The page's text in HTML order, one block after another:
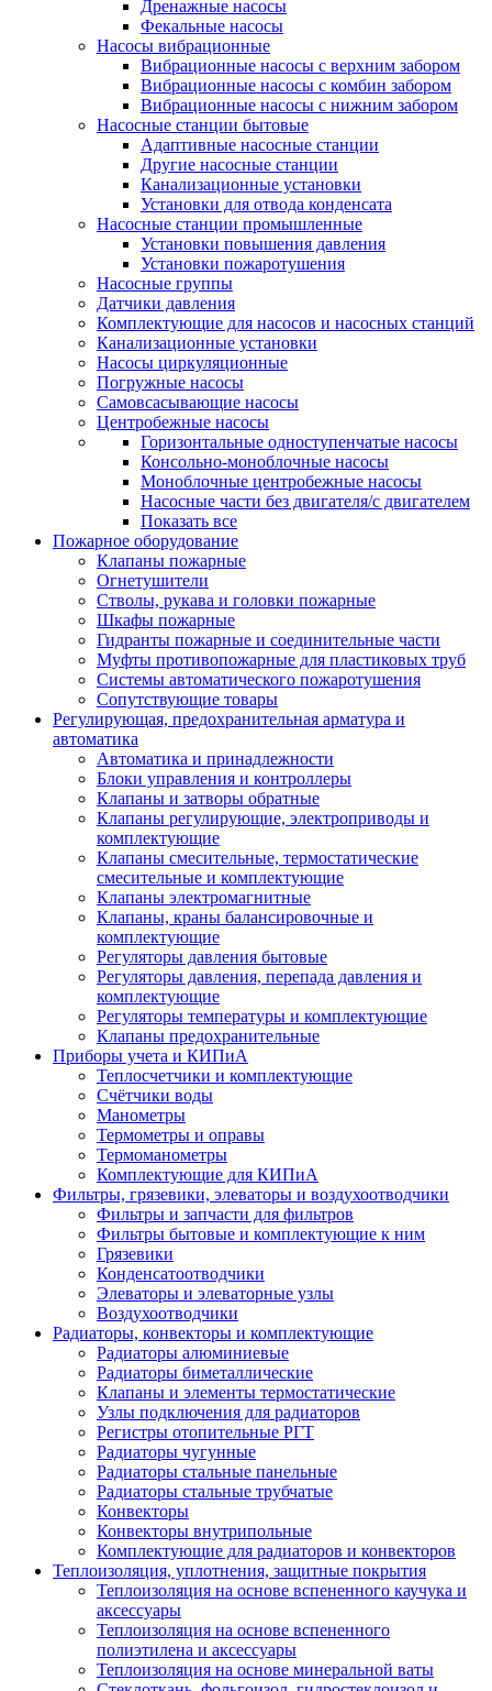
Дренажные насосы
Фекальные насосы
Насосы вибрационные
Вибрационные насосы с верхним забором
Вибрационные насосы с комбин забором
Вибрационные насосы с нижним забором
Насосные станции бытовые
Адаптивные насосные станции
Другие насосные станции
Канализационные установки
Установки для отвода конденсата
Насосные станции промышленные
Установки повышения давления
Установки пожаротушения
Насосные группы
Датчики давления
Комплектующие для насосов и насосных станций
Канализационные установки
Насосы циркуляционные
Погружные насосы
Самовсасывающие насосы
Центробежные насосы
Горизонтальные одноступенчатые насосы
Консольно-моноблочные насосы
Моноблочные центробежные насосы
Насосные части без двигателя/с двигателем
Показать все
Пожарное оборудование
Клапаны пожарные
Огнетушители
Стволы, рукава и головки пожарные
Шкафы пожарные
Гидранты пожарные и соединительные части
Муфты противопожарные для пластиковых труб
Системы автоматического пожаротушения
Сопутствующие товары
Регулирующая, предохранительная арматура и
автоматика
Автоматика и принадлежности
Блоки управления и контроллеры
Клапаны и затворы обратные
Клапаны регулирующие, электроприводы и
комплектующие
Клапаны смесительные, термостатические
смесительные и комплектующие
Клапаны электромагнитные
Клапаны, краны балансировочные и
комплектующие
Регуляторы давления бытовые
Регуляторы давления, перепада давления и
комплектующие
Регуляторы температуры и комплектующие
Клапаны предохранительные
Приборы учета и КИПиА
Теплосчетчики и комплектующие
Счётчики воды
Манометры
Термометры и оправы
Термоманометры
Комплектующие для КИПиА
Фильтры, грязевики, элеваторы и воздухоотводчики
Фильтры и запчасти для фильтров
Фильтры бытовые и комплектующие к ним
Грязевики
Конденсатоотводчики
Элеваторы и элеваторные узлы
Воздухоотводчики
Радиаторы, конвекторы и комплектующие
Радиаторы алюминиевые
Радиаторы биметаллические
Клапаны и элементы термостатические
Узлы подключения для радиаторов
Регистры отопительные РГТ
Радиаторы чугунные
Радиаторы стальные панельные
Радиаторы стальные трубчатые
Конвекторы
Конвекторы внутрипольные
Комплектующие для радиаторов и конвекторов
Теплоизоляция, уплотнения, защитные покрытия
Теплоизоляция на основе вспененного каучука и
аксессуары
Теплоизоляция на основе вспененного
полиэтилена и аксессуары
Теплоизоляция на основе минеральной ваты